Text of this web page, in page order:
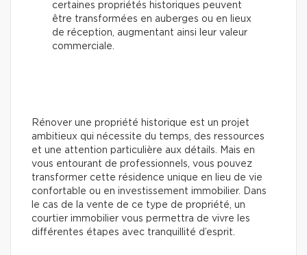
certaines propriétés historiques peuvent
être transformées en auberges ou en lieux
de réception, augmentant ainsi leur valeur
commerciale.
Rénover une propriété historique est un projet
ambitieux qui nécessite du temps, des ressources
et une attention particulière aux détails. Mais en
vous entourant de professionnels, vous pouvez
transformer cette résidence unique en lieu de vie
confortable ou en investissement immobilier. Dans
le cas de la vente de ce type de propriété, un
courtier immobilier vous permettra de vivre les
différentes étapes avec tranquillité d’esprit.